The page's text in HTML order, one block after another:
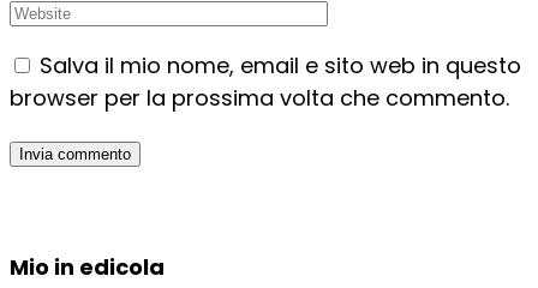
Salva il mio nome, email e sito web in questo
browser per la prossima volta che commento.
Mio in edicola